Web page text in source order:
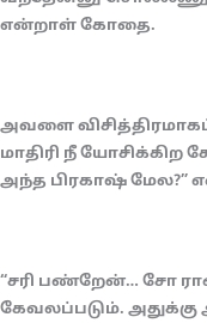
என்றாள் கோதை.
அவளை
மாதிரி நீ
அந்த பிரகாஷ் மேல?”
“சரி பண்றேன்… சோ
கேவலப்படும்.